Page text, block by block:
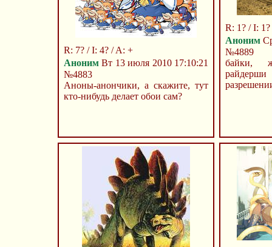
R: 7? / I: 4? / A: +
Аноним Вт 13 июля 2010 17:10:21
№4883
Аноны-анончики, а скажите, тут
кто-нибудь делает обои сам?
R: 1? / I:
Аноним
№4889
байки,